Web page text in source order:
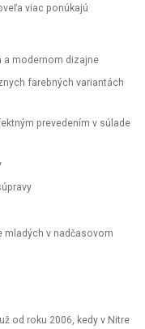
viac ponúkajú
a modernom dizajne
farebných variantách
prevedením v súlade
mladých v nadčasovom
od roku 2006, kedy v Nitre